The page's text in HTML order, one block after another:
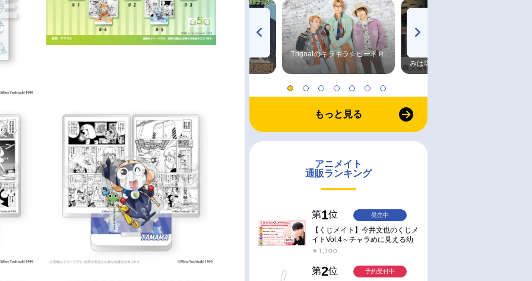
Trignalのキラキラ☆ビートＲ
みは塩だけ
もっと見る
アニメイト
通販ランキング
第1位
【くじメイト】今井文也のくじメ
イトVol.4～チャラめに見える幼
馴染、実は一途で独占欲が強いん
￥1,100
発売中
第2位 予約受付中